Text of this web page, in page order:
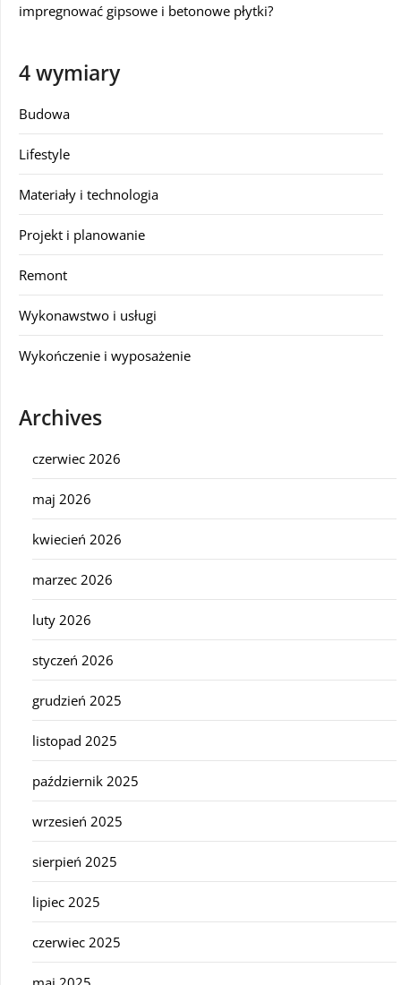
impregnować gipsowe i betonowe płytki?
4 wymiary
Budowa
Lifestyle
Materiały i technologia
Projekt i planowanie
Remont
Wykonawstwo i usługi
Wykończenie i wyposażenie
Archives
czerwiec 2026
maj 2026
kwiecień 2026
marzec 2026
luty 2026
styczeń 2026
grudzień 2025
listopad 2025
październik 2025
wrzesień 2025
sierpień 2025
lipiec 2025
czerwiec 2025